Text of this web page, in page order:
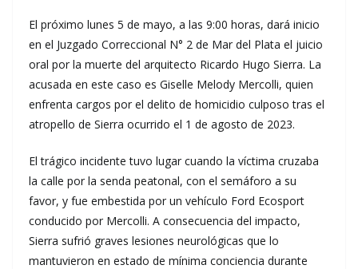
El próximo lunes 5 de mayo, a las 9:00 horas, dará inicio
en el Juzgado Correccional N° 2 de Mar del Plata el juicio
oral por la muerte del arquitecto Ricardo Hugo Sierra. La
acusada en este caso es Giselle Melody Mercolli, quien
enfrenta cargos por el delito de homicidio culposo tras el
atropello de Sierra ocurrido el 1 de agosto de 2023.
El trágico incidente tuvo lugar cuando la víctima cruzaba
la calle por la senda peatonal, con el semáforo a su
favor, y fue embestida por un vehículo Ford Ecosport
conducido por Mercolli. A consecuencia del impacto,
Sierra sufrió graves lesiones neurológicas que lo
mantuvieron en estado de mínima conciencia durante